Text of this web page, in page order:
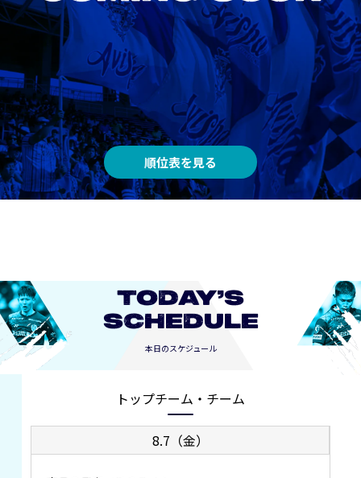
順位表を見る
TODAY’S
SCHEDULE
本日のスケジュール
トップチーム・チーム
8.7（金）